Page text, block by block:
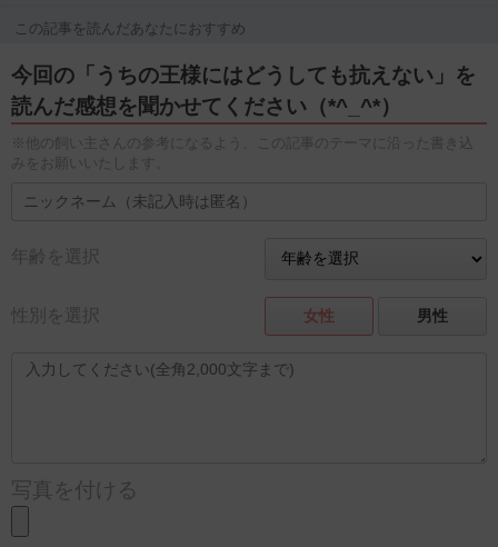
この記事を読んだあなたにおすすめ
今回の「うちの王様にはどうしても抗えない」を
読んだ感想を聞かせてください（*^_^*）
※他の飼い主さんの参考になるよう、この記事のテーマに沿った書き込
みをお願いいたします。
年齢を選択
性別を選択 女性 男性
写真を付ける